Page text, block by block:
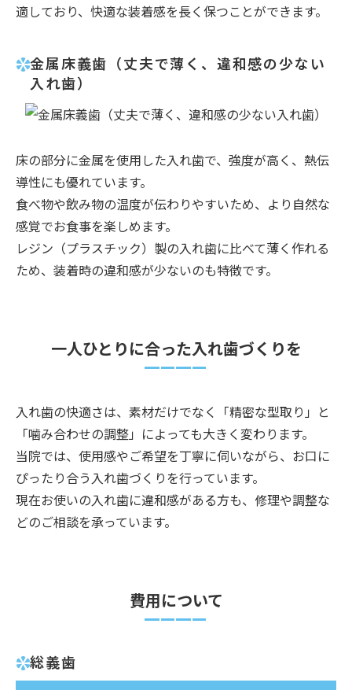
適しており、快適な装着感を長く保つことができます。
金属床義歯（丈夫で薄く、違和感の少ない
入れ歯）
床の部分に金属を使用した入れ歯で、強度が高く、熱伝
導性にも優れています。
食べ物や飲み物の温度が伝わりやすいため、より自然な
感覚でお食事を楽しめます。
レジン（プラスチック）製の入れ歯に比べて薄く作れる
ため、装着時の違和感が少ないのも特徴です。
一人ひとりに合った入れ歯づくりを
入れ歯の快適さは、素材だけでなく「精密な型取り」と
「噛み合わせの調整」によっても大きく変わります。
当院では、使用感やご希望を丁寧に伺いながら、お口に
ぴったり合う入れ歯づくりを行っています。
現在お使いの入れ歯に違和感がある方も、修理や調整な
どのご相談を承っています。
費用について
総義歯